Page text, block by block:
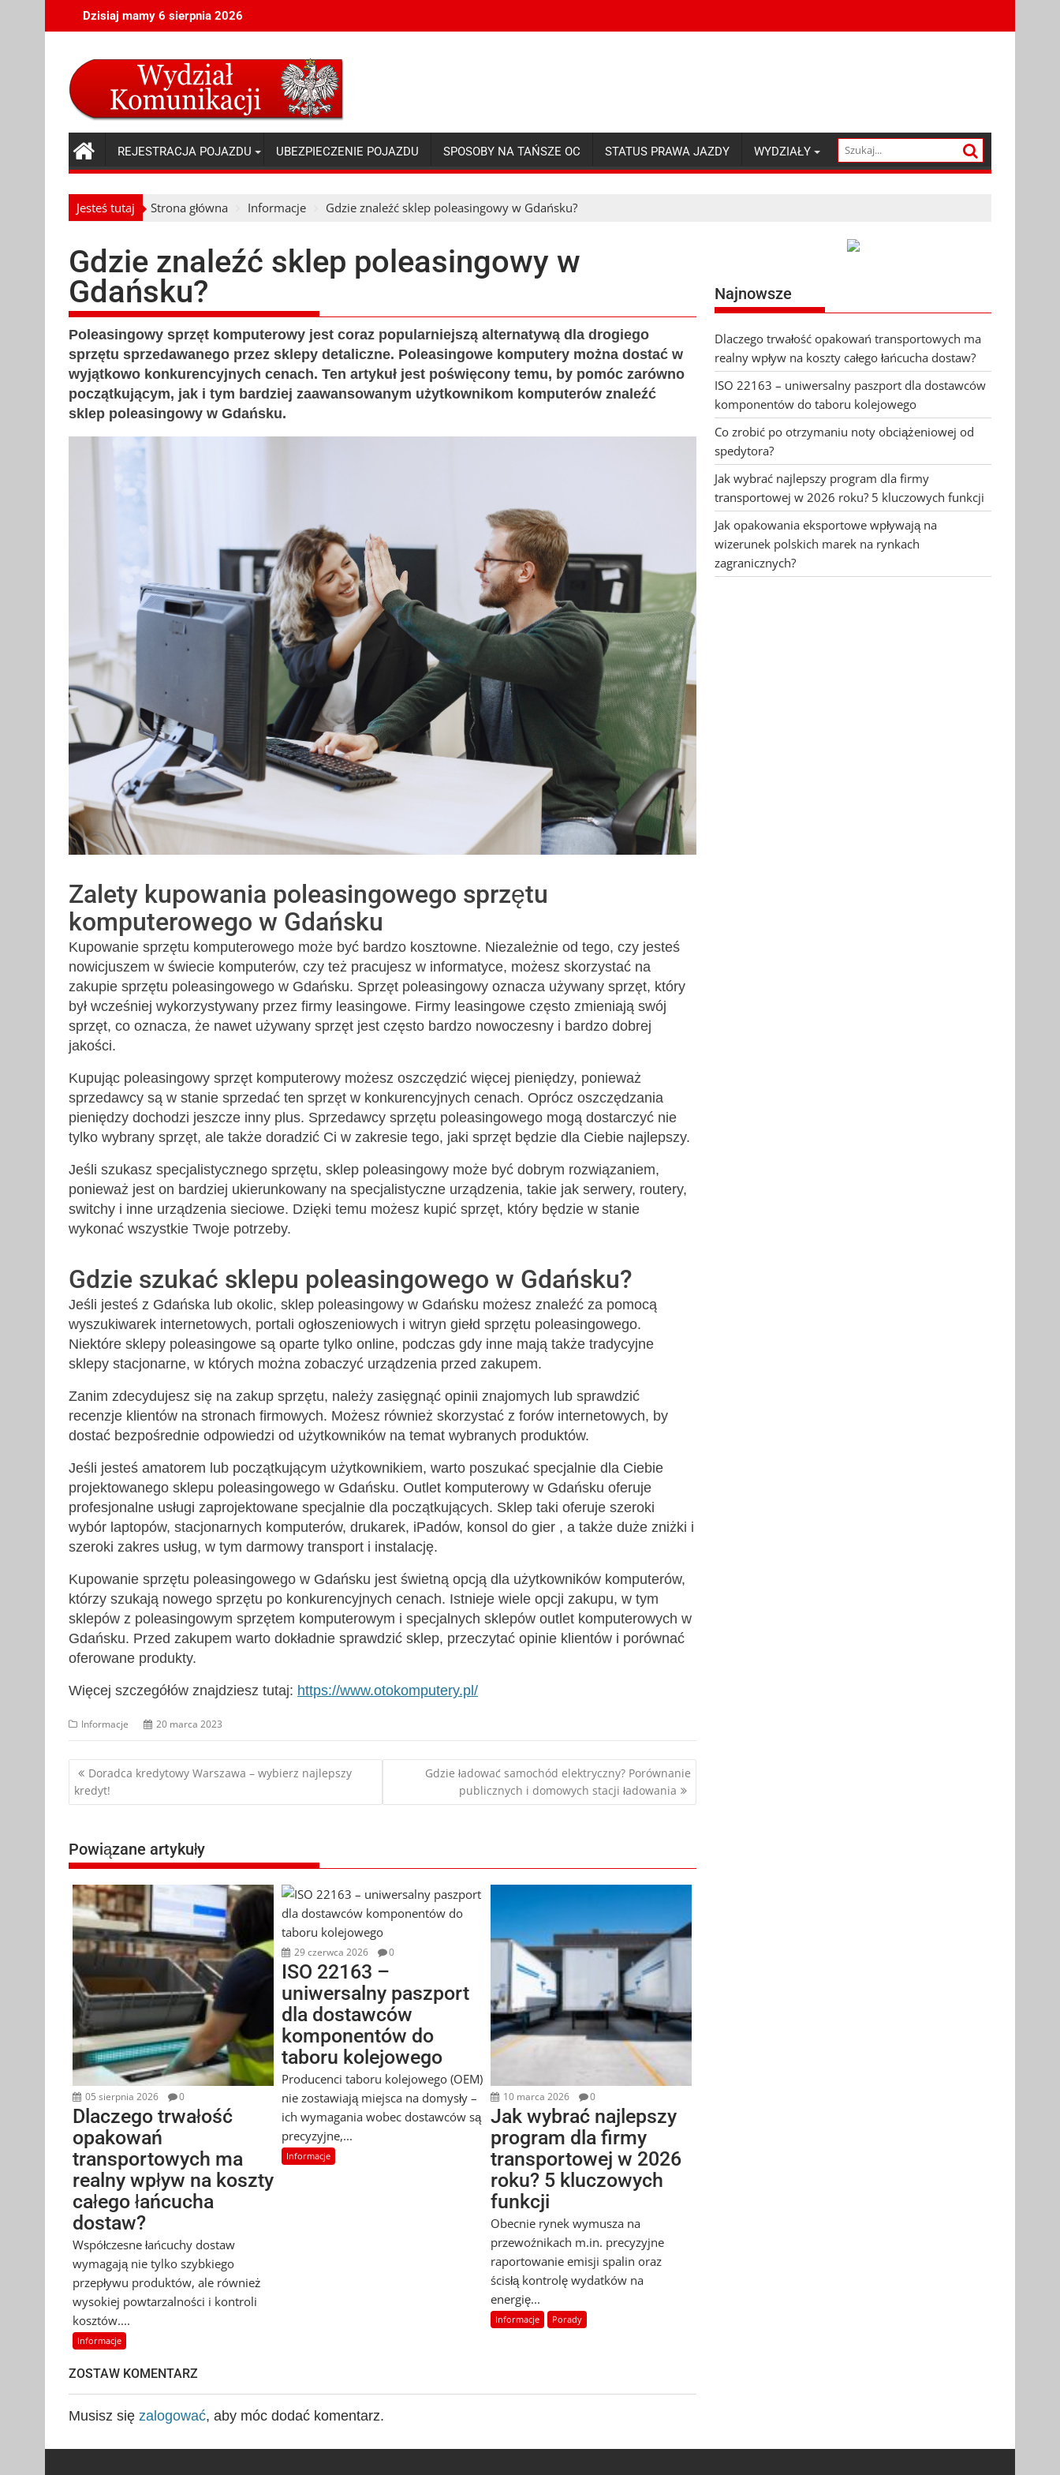
to
Dzisiaj mamy 6 sierpnia 2026
REJESTRACJA POJAZDU UBEZPIECZENIE POJAZDU SPOSOBY NA TAŃSZE OC STATUS PRAWA JAZDY WYDZIAŁY
Jesteś tutaj Strona główna Informacje Gdzie znaleźć sklep poleasingowy w Gdańsku?
Gdzie znaleźć sklep poleasingowy w
Gdańsku?
Poleasingowy sprzęt komputerowy jest coraz popularniejszą alternatywą dla drogiego
sprzętu sprzedawanego przez sklepy detaliczne. Poleasingowe komputery można dostać w
wyjątkowo konkurencyjnych cenach. Ten artykuł jest poświęcony temu, by pomóc zarówno
początkującym, jak i tym bardziej zaawansowanym użytkownikom komputerów znaleźć
sklep poleasingowy w Gdańsku.
Zalety kupowania poleasingowego sprzętu
komputerowego w Gdańsku
Kupowanie sprzętu komputerowego może być bardzo kosztowne. Niezależnie od tego, czy jesteś
nowicjuszem w świecie komputerów, czy też pracujesz w informatyce, możesz skorzystać na
zakupie sprzętu poleasingowego w Gdańsku. Sprzęt poleasingowy oznacza używany sprzęt, który
był wcześniej wykorzystywany przez firmy leasingowe. Firmy leasingowe często zmieniają swój
sprzęt, co oznacza, że nawet używany sprzęt jest często bardzo nowoczesny i bardzo dobrej
jakości.
Kupując poleasingowy sprzęt komputerowy możesz oszczędzić więcej pieniędzy, ponieważ
sprzedawcy są w stanie sprzedać ten sprzęt w konkurencyjnych cenach. Oprócz oszczędzania
pieniędzy dochodzi jeszcze inny plus. Sprzedawcy sprzętu poleasingowego mogą dostarczyć nie
tylko wybrany sprzęt, ale także doradzić Ci w zakresie tego, jaki sprzęt będzie dla Ciebie najlepszy.
Jeśli szukasz specjalistycznego sprzętu, sklep poleasingowy może być dobrym rozwiązaniem,
ponieważ jest on bardziej ukierunkowany na specjalistyczne urządzenia, takie jak serwery, routery,
switchy i inne urządzenia sieciowe. Dzięki temu możesz kupić sprzęt, który będzie w stanie
wykonać wszystkie Twoje potrzeby.
Gdzie szukać sklepu poleasingowego w Gdańsku?
Jeśli jesteś z Gdańska lub okolic, sklep poleasingowy w Gdańsku możesz znaleźć za pomocą
wyszukiwarek internetowych, portali ogłoszeniowych i witryn giełd sprzętu poleasingowego.
Niektóre sklepy poleasingowe są oparte tylko online, podczas gdy inne mają także tradycyjne
sklepy stacjonarne, w których można zobaczyć urządzenia przed zakupem.
Zanim zdecydujesz się na zakup sprzętu, należy zasięgnąć opinii znajomych lub sprawdzić
recenzje klientów na stronach firmowych. Możesz również skorzystać z forów internetowych, by
dostać bezpośrednie odpowiedzi od użytkowników na temat wybranych produktów.
Jeśli jesteś amatorem lub początkującym użytkownikiem, warto poszukać specjalnie dla Ciebie
projektowanego sklepu poleasingowego w Gdańsku. Outlet komputerowy w Gdańsku oferuje
profesjonalne usługi zaprojektowane specjalnie dla początkujących. Sklep taki oferuje szeroki
wybór laptopów, stacjonarnych komputerów, drukarek, iPadów, konsol do gier , a także duże zniżki i
szeroki zakres usług, w tym darmowy transport i instalację.
Kupowanie sprzętu poleasingowego w Gdańsku jest świetną opcją dla użytkowników komputerów,
którzy szukają nowego sprzętu po konkurencyjnych cenach. Istnieje wiele opcji zakupu, w tym
sklepów z poleasingowym sprzętem komputerowym i specjalnych sklepów outlet komputerowych w
Gdańsku. Przed zakupem warto dokładnie sprawdzić sklep, przeczytać opinie klientów i porównać
oferowane produkty.
Więcej szczegółów znajdziesz tutaj: https://www.otokomputery.pl/
Informacje 20 marca 2023
Nawigacja
wpisu
Doradca kredytowy Warszawa – wybierz najlepszy
kredyt!
Gdzie ładować samochód elektryczny? Porównanie
publicznych i domowych stacji ładowania
Powiązane artykuły
05 sierpnia 2026 0
Dlaczego trwałość
opakowań
transportowych ma
realny wpływ na koszty
całego łańcucha
dostaw?
Współczesne łańcuchy dostaw
wymagają nie tylko szybkiego
przepływu produktów, ale również
wysokiej powtarzalności i kontroli
kosztów....
Informacje
29 czerwca 2026 0
ISO 22163 –
uniwersalny paszport
dla dostawców
komponentów do
taboru kolejowego
Producenci taboru kolejowego (OEM)
nie zostawiają miejsca na domysły –
ich wymagania wobec dostawców są
precyzyjne,...
Informacje
10 marca 2026 0
Jak wybrać najlepszy
program dla firmy
transportowej w 2026
roku? 5 kluczowych
funkcji
Obecnie rynek wymusza na
przewoźnikach m.in. precyzyjne
raportowanie emisji spalin oraz
ścisłą kontrolę wydatków na
energię...
Informacje Porady
ZOSTAW KOMENTARZ
Musisz się zalogować, aby móc dodać komentarz.
Najnowsze
Dlaczego trwałość opakowań transportowych ma
realny wpływ na koszty całego łańcucha dostaw?
ISO 22163 – uniwersalny paszport dla dostawców
komponentów do taboru kolejowego
Co zrobić po otrzymaniu noty obciążeniowej od
spedytora?
Jak wybrać najlepszy program dla firmy
transportowej w 2026 roku? 5 kluczowych funkcji
Jak opakowania eksportowe wpływają na
wizerunek polskich marek na rynkach
zagranicznych?